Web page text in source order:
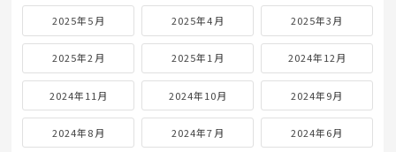
2025年5月 2025年4月 2025年3月
2025年2月 2025年1月 2024年12月
2024年11月 2024年10月 2024年9月
2024年8月 2024年7月 2024年6月